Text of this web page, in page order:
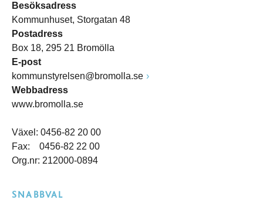
Besöksadress
Kommunhuset, Storgatan 48
Postadress
Box 18, 295 21 Bromölla
E-post
kommunstyrelsen@bromolla.se
Webbadress
www.bromolla.se
Växel: 0456-82 20 00
Fax: 0456-82 22 00
Org.nr: 212000-0894
SNABBVAL